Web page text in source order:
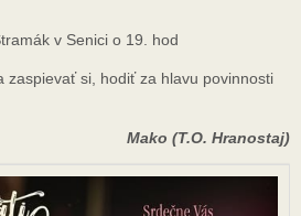
v Senici o 19. hod
zaspievať si, hodiť za hlavu povinnosti
Mako (T.O. Hranostaj)